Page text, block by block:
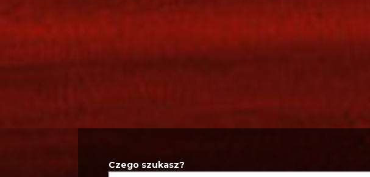
Czego szukasz?